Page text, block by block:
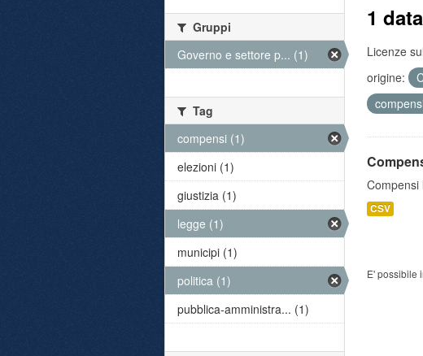
1
Licenze
origine:
Compensi
CSV
E' possibile
Gruppi
Governo e settore p... (1)
Tag
compensi (1)
elezioni (1)
giustizia (1)
legge (1)
municipi (1)
politica (1)
pubblica-amministra... (1)